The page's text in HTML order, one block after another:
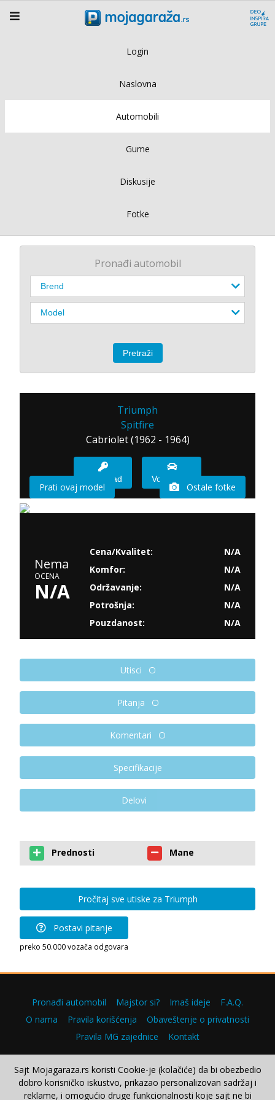
Login
Naslovna
Automobili
Gume
Diskusije
Fotke
Pronađi automobil
Triumph
Spitfire
Cabriolet (1962 - 1964)
Imam sad Vozio sam
Prati ovaj model Ostale fotke
Nema
OCENA
N/A
Cena/Kvalitet:
N/A
Komfor:
N/A
Održavanje:
N/A
Potrošnja:
N/A
Pouzdanost:
N/A
Utisci
Pitanja
Komentari
Specifikacije
Delovi
Prednosti Mane
Pročitaj sve utiske za Triumph
Postavi pitanje
preko 50.000 vozača odgovara
Pronađi automobil Majstor si? Imaš ideje
F.A.Q.
O nama
Pravila korišćenja
Obaveštenje o privatnosti
Pravila MG zajednice
Kontakt
Copyright © 2000–2026.
Sajt Mojagaraza.rs koristi Cookie-je (kolačiće) da bi obezbedio
dobro korisničko iskustvo, prikazao personalizovan sadržaj i
reklame, i omogućio druge funkcionalnosti koje sajt ne bi